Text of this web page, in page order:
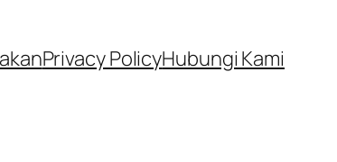
Privacy PolicyHubungi Kami